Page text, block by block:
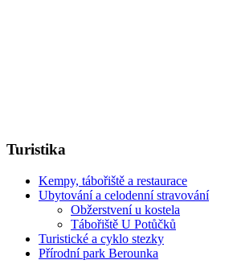
Turistika
Kempy, tábořiště a restaurace
Ubytování a celodenní stravování
Obžerstvení u kostela
Tábořiště U Potůčků
Turistické a cyklo stezky
Přírodní park Berounka